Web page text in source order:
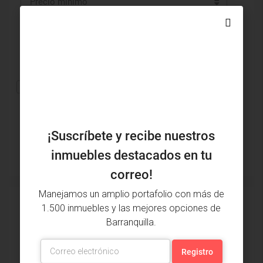
Buscar
Inmuebles destacados
¡Suscríbete y recibe nuestros
inmuebles destacados en tu
correo!
Manejamos un amplio portafolio con más de
1.500 inmuebles y las mejores opciones de
Barranquilla.